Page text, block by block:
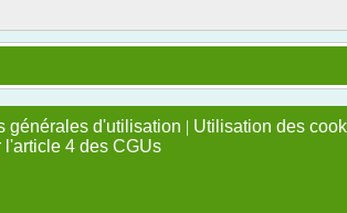
générales d'utilisation | Utilisation des
l'article 4 des CGUs